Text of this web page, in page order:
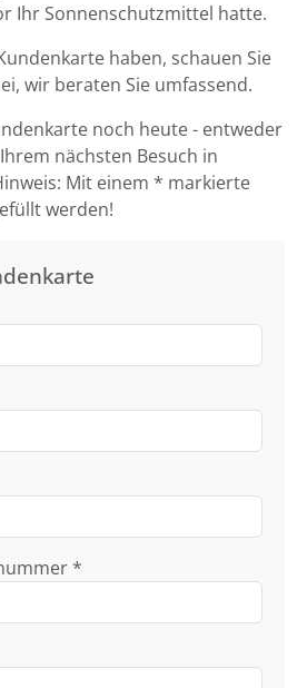
Ihr Sonnenschutzmittel hatte.
haben, schauen Sie
wir beraten Sie umfassend.
noch heute - entweder
nächsten Besuch in
Mit einem * markierte
werden!
*